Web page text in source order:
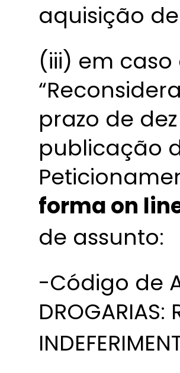
aquisição
(iii) em
prazo de
publicação
forma on
de assunto:
-Código de
DROGARIAS: